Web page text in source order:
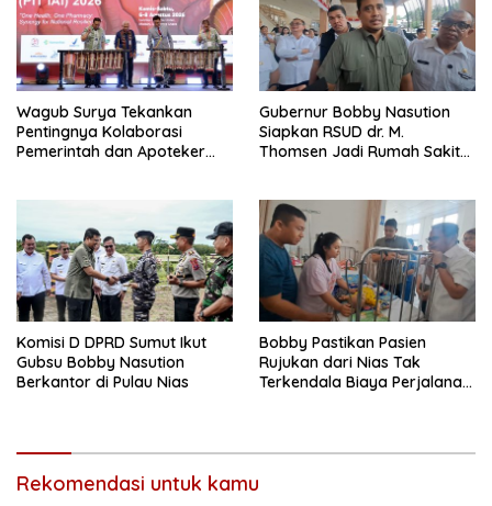
Wagub Surya Tekankan
Pentingnya Kolaborasi
Pemerintah dan Apoteker
Gubernur Bobby Nasution
Siapkan RSUD dr. M.
Thomsen Jadi Rumah Sakit
Komisi D DPRD Sumut Ikut
Gubsu Bobby Nasution
Berkantor di Pulau Nias
Bobby Pastikan Pasien
Rujukan dari Nias Tak
Terkendala Biaya Perjalanan
Rekomendasi untuk kamu